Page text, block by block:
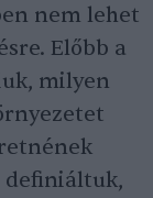
nem lehet
Előbb a
milyen
definiáltuk,